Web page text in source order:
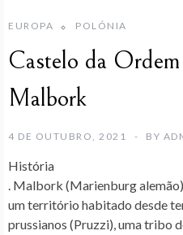
EUROPA POLÓNIA
Castelo da
Malbork
4 DE OUTUBRO, 2021 BY
História
. Malbork (Marienburg
um território habitado desde
prussianos (Pruzzi), uma tribo